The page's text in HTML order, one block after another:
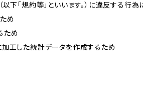
以下「規約等」といいます。）に違反する行
め
ため
加工した統計データを作成するため